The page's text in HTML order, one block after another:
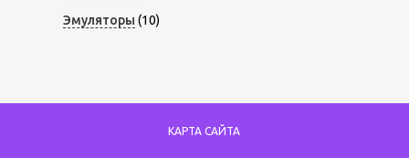
Эмуляторы (10)
КАРТА САЙТА